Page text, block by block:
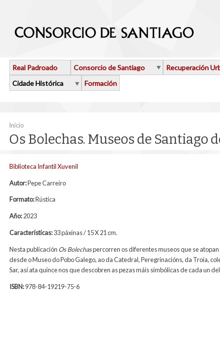
Real Padroado Consorcio de Santiago
Recuperación
Cidade Histórica
Formación
Vostede está aquí
Inicio
Os Bolechas. Museos de Santiago
Biblioteca Infantil Xuvenil
Autor:Pepe Carreiro
Formato:Rústica
Año:2023
Características:33 páxinas / 15 X 21 cm.
Nesta publicación Os Bolechaspercorren os diferentes museos que se
desde o Museo do Pobo Galego, ao da Catedral, Peregrinacións, da Troia,
Sar, así ata quince nos que descobren as pezas máis simbólicas de cada un
ISBN:978-84-19219-75-6